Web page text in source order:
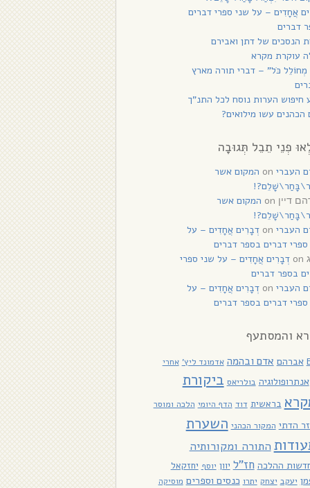
אֲחָדִים – על שני ספרי דברים
דברים
הנסכים של דתן ואבירם
עוקרת מקרא
מְחוֹלֵל כֹּל” – דברי תורה מארץ
חיפוש הערות נוסח לכל התנ”ך
הכהנים עשו מילואים?
פְנֵי תֵבֵל תְּגוּבָה
העברי
המקום אשר
דיין
המקום אשר
העברי
דְבָרִים אֲחָדִים – על
ספרי דברים בספר דברים
דְבָרִים אֲחָדִים – על שני ספרי
בספר דברים
העברי
דְבָרִים אֲחָדִים – על
ספרי דברים בספר דברים
והמסתעף
אברהם אדם ובהמה אדמונד ליץ' אחרי
אנתרופולוגיה בולריאס ביקורת
בראשית דוד הדף היומי הלכה ומוסר
הדתי המקור הכהני השערת
התורה ומקורותיה
ההלכה חז"ל יוון יוסף יחזקאל
יעקב יצחק יתרו כנסים וספרים מוסיקה